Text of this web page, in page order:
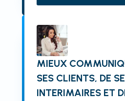
MIEUX
SES CLIENTS, DE
INTERIMAIRES ET